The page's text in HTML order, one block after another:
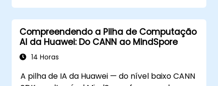
Compreendendo a Pilha de Computação
AI da Huawei: Do CANN ao MindSpore
14 Horas
A pilha de IA da Huawei — do nível baixo CANN